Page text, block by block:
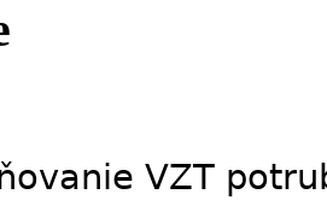
VZT